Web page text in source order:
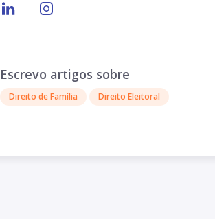
Escrevo artigos sobre
Direito de Família Direito Eleitoral